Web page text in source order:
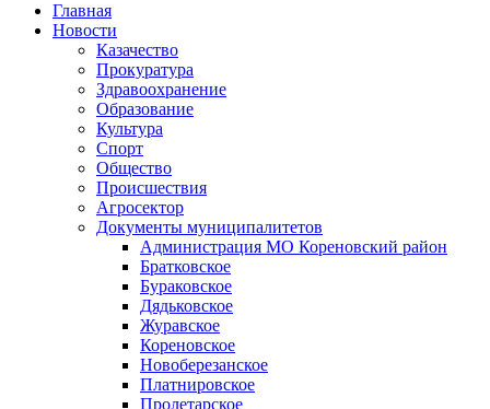
Главная
Новости
Казачество
Прокуратура
Здравоохранение
Образование
Культура
Спорт
Общество
Происшествия
Агросектор
Документы муниципалитетов
Администрация МО Кореновский район
Братковское
Бураковское
Дядьковское
Журавское
Кореновское
Новоберезанское
Платнировское
Пролетарское